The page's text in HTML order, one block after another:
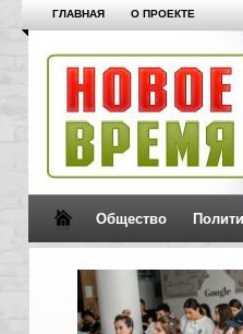
ГЛАВНАЯ О ПРОЕКТЕ
Общество